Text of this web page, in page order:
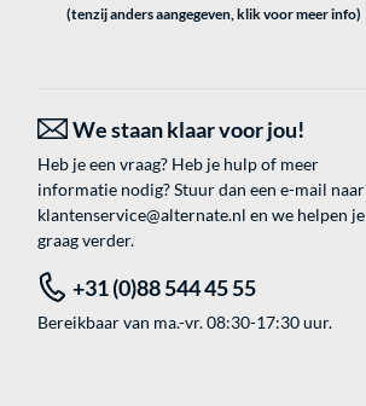
(tenzij anders aangegeven, klik voor meer info)
We staan klaar voor jou!
Heb je een vraag? Heb je hulp of meer
informatie nodig? Stuur dan een e-mail naar
klantenservice@alternate.nl en we helpen je
graag verder.
+31 (0)88 544 45 55
Bereikbaar van ma.-vr. 08:30-17:30 uur.